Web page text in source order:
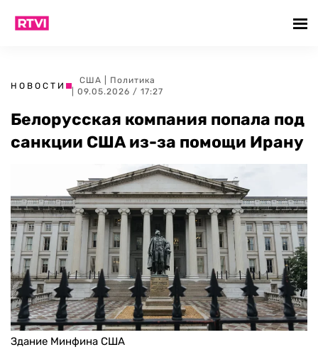
НОВОСТИ
США
Политика
| 09.05.2026 / 17:27
Белорусская компания попала под
санкции США из-за помощи Ирану
Здание Минфина США